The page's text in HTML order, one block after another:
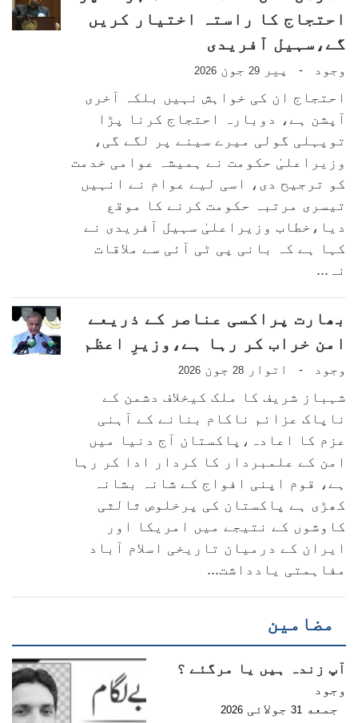
احتجاج کا راستہ اختیار کریں
گے،سہیل آفریدی
وجود - پیر 29 جون 2026
احتجاج ان کی خواہش نہیں بلکہ آخری
آپشن ہے، دوبارہ احتجاج کرنا پڑا
توپہلی گولی میرے سینے پر لگے گی،
وزیراعلیٰ حکومت نے ہمیشہ عوامی خدمت
کو ترجیح دی، اسی لیے عوام نے انہیں
تیسری مرتبہ حکومت کرنے کا موقع
دیا،خطاب وزیراعلیٰ سہیل آفریدی نے
کہا ہے کہ بانی پی ٹی آئی سے ملاقات
نہ...
بھارت پراکسی عناصر کے ذریعے
امن خراب کر رہا ہے،وزیرِ اعظم
وجود - اتوار 28 جون 2026
شہباز شریف کا ملک کیخلاف دشمن کے
ناپاک عزائم ناکام بنانے کے آہنی
عزم کا اعادہ،پاکستان آج دنیا میں
امن کے علمبردار کا کردار ادا کر رہا
ہے، قوم اپنی افواج کے شانہ بشانہ
کھڑی ہے پاکستان کی پرخلوص ثالثی
کاوشوں کے نتیجے میں امریکا اور
ایران کے درمیان تاریخی اسلام آباد
مفاہمتی یادداشت...
مضامین
آپ زندہ ہیں یا مرگئے ؟
وجود
جمعه
31 جولائی 2026